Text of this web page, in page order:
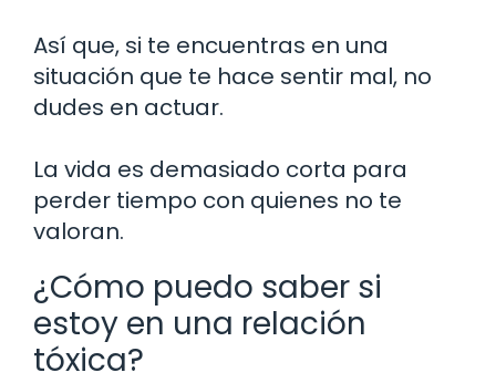
Así que, si te encuentras en una
situación que te hace sentir mal, no
dudes en actuar.
La vida es demasiado corta para
perder tiempo con quienes no te
valoran.
¿Cómo puedo saber si
estoy en una relación
tóxica?